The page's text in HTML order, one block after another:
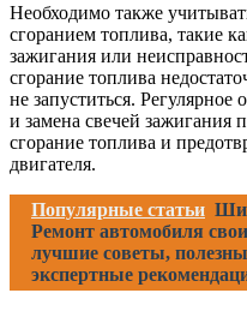
Необходимо также
сгоранием топлива, такие
зажигания или
сгорание топлива
не запуститься.
и замена свечей зажигания
сгорание топлива и
двигателя.
Популярные статьи
Ремонт автомобиля
лучшие советы,
экспертные